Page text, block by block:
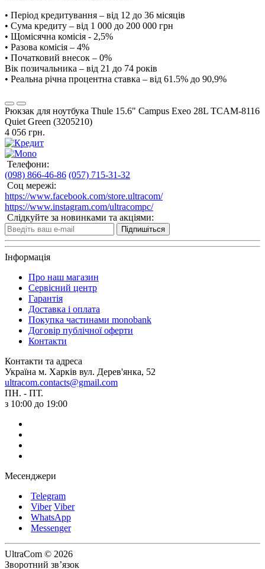
• Період кредитування – від 12 до 36 місяців
• Сума кредиту – від 1 000 до 200 000 грн
• Щомісячна комісія - 2,5%
• Разова комісія – 4%
• Початковий внесок – 0%
Вік позичальника – від 21 до 74 років
• Реальна річна процентна ставка – від 61.5% до 90,9%
Рюкзак для ноутбука Thule 15.6" Campus Exeo 28L TCAM-8116
Quiet Green (3205210)
4 056 грн.
Телефони:
(098) 866-46-86 (057) 715-31-32
Соц мережі:
https://www.facebook.com/store.ultracom/
https://www.instagram.com/ultracompc/
Слідкуйте за новинками та акціями:
Підпишіться
Інформація
Про наш магазин
Сервісний центр
Гарантія
Доставка і оплата
Покупка частинами monobank
Договір публічної оферти
Контакти
Контакти та адреса
Україна м. Харків вул. Дерев'янка, 52
ultracom.contacts@gmail.com
ПН. - ПТ.
з 10:00 до 19:00
Месенджери
Telegram
Viber Viber
WhatsApp
Messenger
UltraCom © 2026
Зворотний зв’язок